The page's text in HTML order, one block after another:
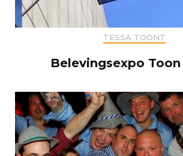
TESSA TOONT
Belevingsexpo Toon